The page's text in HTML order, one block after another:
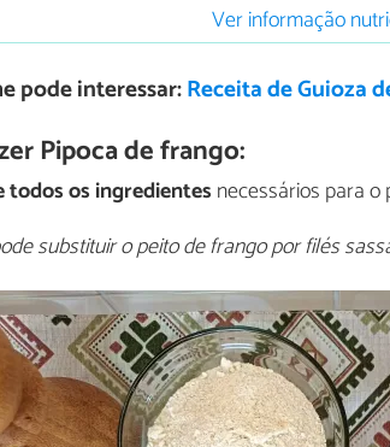
Ver informação
pode interessar:Receita de Guioza
Pipoca de frango:
todos os ingredientes necessários para
substituir o peito de frango por filés